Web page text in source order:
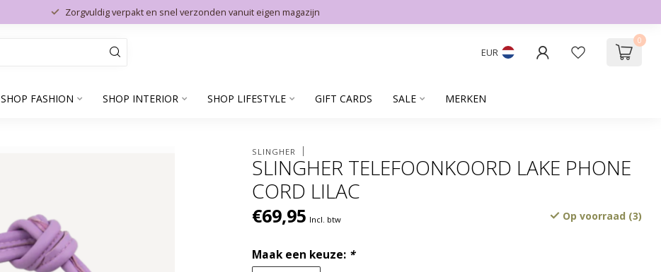
Zorgvuldig verpakt en snel verzonden vanuit eigen magazijn
EUR
0
SHOP FASHION SHOP INTERIOR SHOP LIFESTYLE GIFT CARDS SALE MERKEN
SLINGHER
SLINGHER TELEFOONKOORD LAKE PHONE
CORD LILAC
€69,95 Incl. btw Op voorraad (3)
Maak een keuze: *